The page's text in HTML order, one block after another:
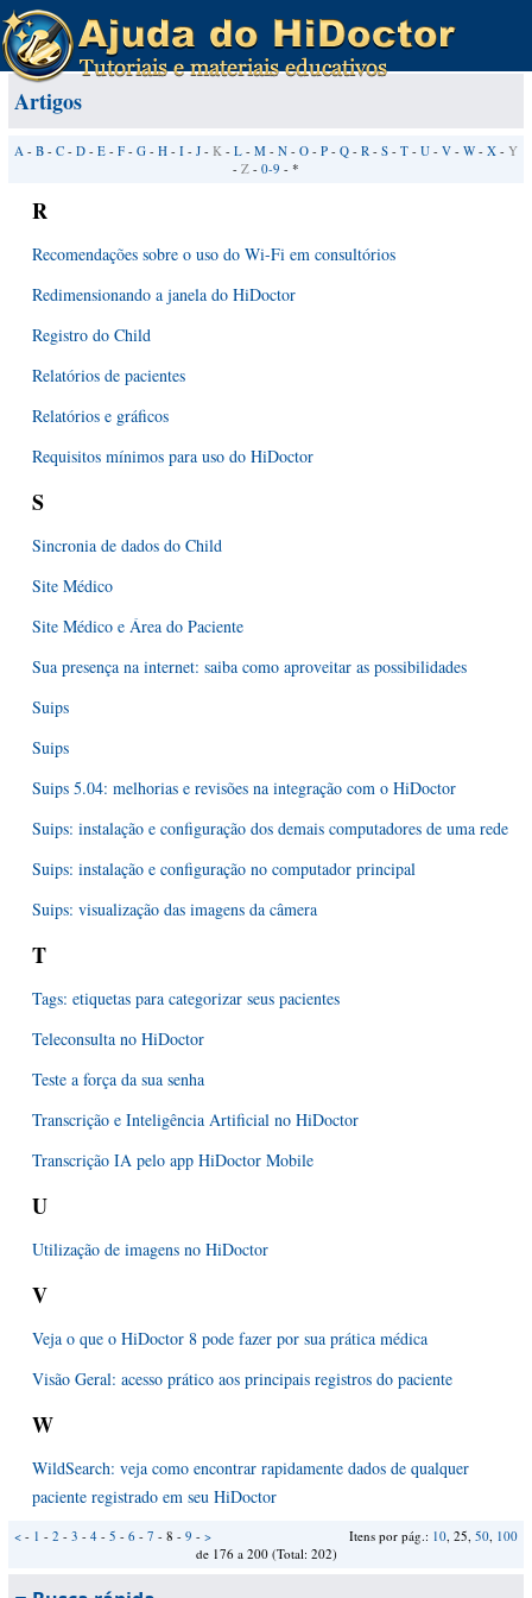
Artigos
A - B - C - D - E - F - G - H - I - J - K - L - M - N - O - P - Q - R - S - T - U - V - W - X - Y
- Z - 0-9 - *
R
Recomendações sobre o uso do Wi-Fi em consultórios
Redimensionando a janela do HiDoctor
Registro do Child
Relatórios de pacientes
Relatórios e gráficos
Requisitos mínimos para uso do HiDoctor
S
Sincronia de dados do Child
Site Médico
Site Médico e Área do Paciente
Sua presença na internet: saiba como aproveitar as possibilidades
Suips
Suips
Suips 5.04: melhorias e revisões na integração com o HiDoctor
Suips: instalação e configuração dos demais computadores de uma rede
Suips: instalação e configuração no computador principal
Suips: visualização das imagens da câmera
T
Tags: etiquetas para categorizar seus pacientes
Teleconsulta no HiDoctor
Teste a força da sua senha
Transcrição e Inteligência Artificial no HiDoctor
Transcrição IA pelo app HiDoctor Mobile
U
Utilização de imagens no HiDoctor
V
Veja o que o HiDoctor 8 pode fazer por sua prática médica
Visão Geral: acesso prático aos principais registros do paciente
W
WildSearch: veja como encontrar rapidamente dados de qualquer
paciente registrado em seu HiDoctor
Itens por pág.: 10, 25, 50, 100
< - 1 - 2 - 3 - 4 - 5 - 6 - 7 - 8 - 9 - >
de 176 a 200 (Total: 202)